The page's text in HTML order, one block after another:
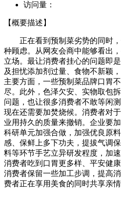
访问量：
【概要描述】
正在看到预制菜劣势的同时，
种顾虑。从网友会商中能够看出
立场。最让消费者挂心的问题即
及担忧添加剂过量、食物不新颖
主要方面，一些预制菜品牌口胃
尽。此外，色泽欠安、实物取包
问题，也让很多消费者不敢等闲
现在还需要加焚烧候。消费者对
业用持久的质量来撤销。企业要
科研单元加强合做，加强优良原
感、保鲜上多下功夫，提拔气调
料等环节手艺立异研发程度，加
消费者吃到口胃更多样、平安健
消费者保留一些加工步调，提高
费者正在享用美食的同时共享亲情